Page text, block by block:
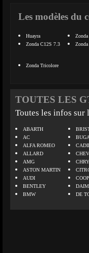
Les modèles du
Huayra
Zonda C12S 7.3
Zonda Tricolore
TOUTES LES
Toutes les infos sur
ABARTH
AC
ALFA ROMEO
ALLARD
AMG
ASTON MARTIN
AUDI
BENTLEY
BMW
DE